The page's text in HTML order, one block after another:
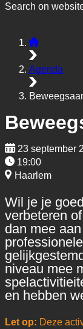
Search on
Agenda
23 september
19:00
Haarlem
Wil je je
verbeteren
dan mee
niveau mee
en hebben
Let op: Deze